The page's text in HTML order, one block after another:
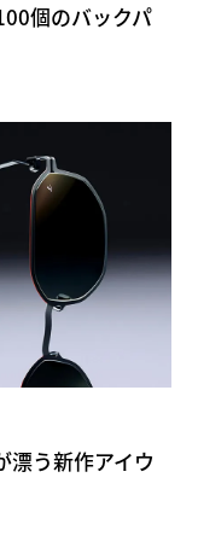
個のバックパ
う新作アイウ